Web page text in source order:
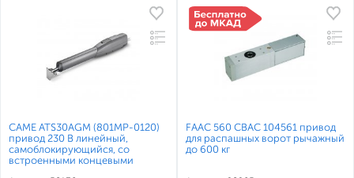
CAME ATS30AGM (801MP-0120)
привод 230 В линейный,
самоблокирующийся, со
встроенными концевыми
FAAC 560 CBAC 104561 привод
для распашных ворот рычажный
до 600 кг